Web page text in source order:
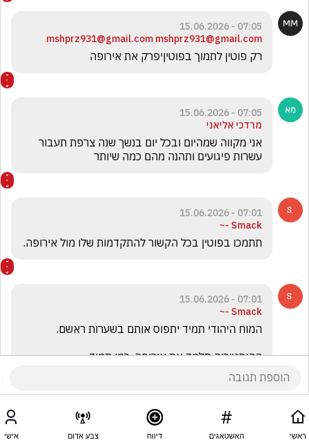
07:05 - 15.06.2026
mshprz931@gmail.com mshprz931@gmail.com
רק פוטין לתמוך בפוטיןיפרק את אירופה
07:05 - 15.06.2026
מרדכי אליאני
עשרות פיגועים ותהנה מהם כמה שיותר
07:01 - 15.06.2026
Smack -~
תתמכו בפוטין בכל הקשור להתקדמות שלו מול אירופה.
07:01 - 15.06.2026
Smack -~
ההיסטוריה תלמד את אירופה, כמו תמיד.
ראשי האשטאגים דיווח צבע אדום אישי